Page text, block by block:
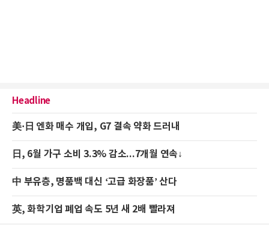
Headline
美·日 엔화 매수 개입, G7 결속 약화 드러내
日, 6월 가구 소비 3.3% 감소...7개월 연속↓
中 부유층, 명품백 대신 ‘고급 화장품’ 산다
英, 화학기업 폐업 속도 5년 새 2배 빨라져